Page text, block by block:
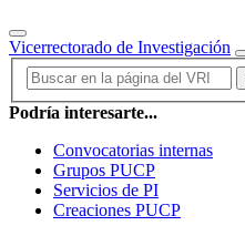
Vicerrectorado de Investigación
Podría interesarte...
Convocatorias internas
Grupos PUCP
Servicios de PI
Creaciones PUCP